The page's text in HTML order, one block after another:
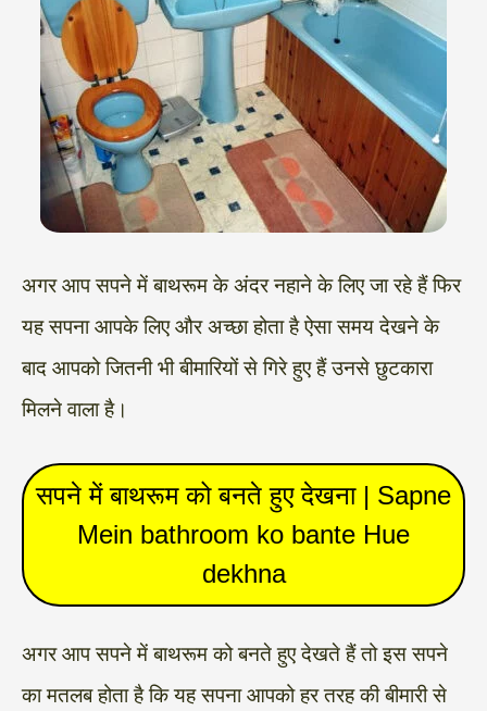
अगर आप सपने में बाथरूम के अंदर नहाने के लिए जा रहे हैं फिर
यह सपना आपके लिए और अच्छा होता है ऐसा समय देखने के
बाद आपको जितनी भी बीमारियों से गिरे हुए हैं उनसे छुटकारा
मिलने वाला है।
सपने में बाथरूम को बनते हुए देखना | Sapne
Mein bathroom ko bante Hue
dekhna
अगर आप सपने में बाथरूम को बनते हुए देखते हैं तो इस सपने
का मतलब होता है कि यह सपना आपको हर तरह की बीमारी से